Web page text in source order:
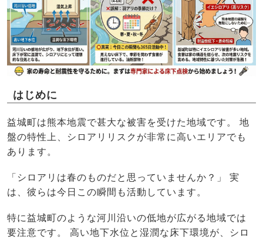
はじめに
益城町は熊本地震で甚大な被害を受けた地域です。 地
盤の特性上、シロアリリスクが非常に高いエリアでも
あります。
「シロアリは春のものだと思っていませんか？」 実
は、彼らは今日この瞬間も活動しています。
特に益城町のような河川沿いの低地が広がる地域では
要注意です。 高い地下水位と湿潤な床下環境が、シロ